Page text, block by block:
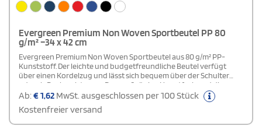
Evergreen Premium Non Woven Sportbeutel PP 80
g/m² –34 x 42 cm
Evergreen Premium Non Woven Sportbeutel aus 80 g/m² PP-
Kunststoff. Der leichte und budgetfreundliche Beutel verfügt
über einen Kordelzug und lässt sich bequem über der Schulter
oder als Rucksack tragen.Das großzügige Hauptfach und die
Außenfläche bieten ausreichend Platz für ein Logo oder eine
Botschaft. Damit eignet sich der Beutel ideal als einfaches und
praktisches Geschenk zur Bewerbung einer Marke oder
Marketingkampagne.
Ab:€1,62 MwSt. ausgeschlossen per 100 Stück
Kostenfreier versand